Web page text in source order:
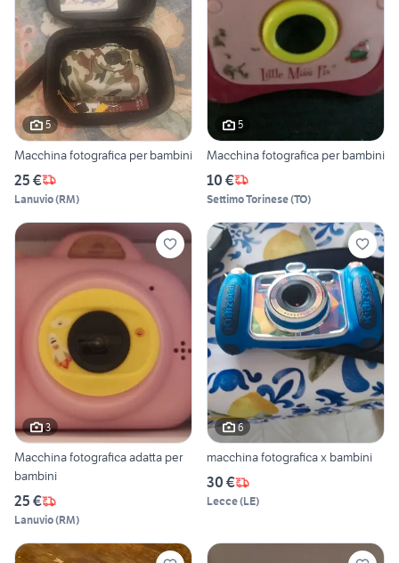
5
Macchina fotografica per bambini
25 €
Lanuvio(RM)
5
Macchina fotografica per bambini
10 €
Settimo Torinese(TO)
3
Macchina fotografica adatta per
bambini
25 €
Lanuvio(RM)
6
macchina fotografica x bambini
30 €
Lecce(LE)